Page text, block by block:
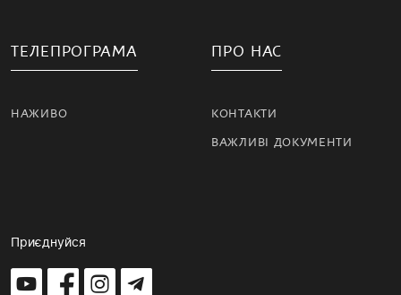
ТЕЛЕПРОГРАМА
НАЖИВО
ПРО НАС
КОНТАКТИ
ВАЖЛИВІ ДОКУМЕНТИ
Приєднуйся